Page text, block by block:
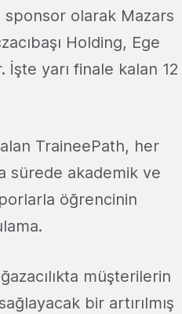
sponsor olarak Mazars
Holding, Ege
yarı finale kalan 12
TraineePath, her
sürede akademik ve
öğrencinin
müşterilerin
bir artırılmış